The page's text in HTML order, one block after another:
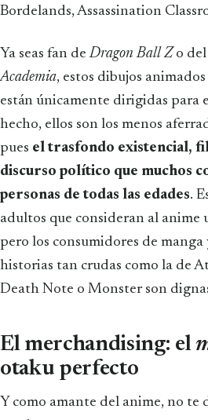
Bordelands, Assassination
Ya seas fan deDragon Ball Z o
Academia, estos dibujos
están únicamente dirigidas para
hecho, ellos son los menos
pues el trasfondo existencial,
discurso político que muchos
personas de todas las edades.
adultos que consideran al anime
pero los consumidores de manga
historias tan crudas como la de
Death Note o Monster son
El merchandising: el
otaku perfecto
Y como amante del anime, no te